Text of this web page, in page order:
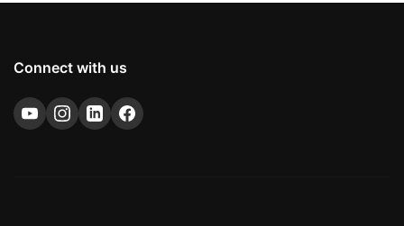
Connect with us